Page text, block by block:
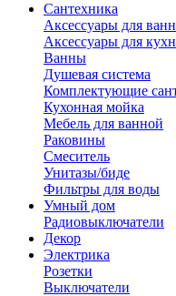
Сантехника
Аксессуары для
Аксессуары для
Ванны
Душевая система
Комплектующие
Кухонная мойка
Мебель для ванной
Раковины
Смеситель
Унитазы/биде
Фильтры для воды
Умный дом
Радиовыключатели
Декор
Электрика
Розетки
Выключатели